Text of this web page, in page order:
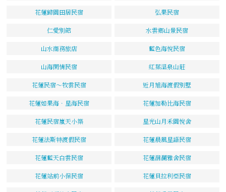
花蓮歸園田居民宿 弘果民宿
仁愛別館 水雲鄉山景民宿
山水商務旅店 藍色海悅民宿
山海閑情民宿 紅葉溫泉山莊
花蓮民宿～牧雲民宿 近月旭海渡假別墅
花蓮如果海．星海民宿 花蓮加勒比海民宿
花蓮民宿嵐天小築 星光山月禾園悅舍
花蓮法斯特渡假民宿 花蓮晨風星語民宿
花蓮藍天白雲民宿 花蓮洄瀾雅舍民宿
花蓮站前小保民宿 花蓮貝拉利亞民宿